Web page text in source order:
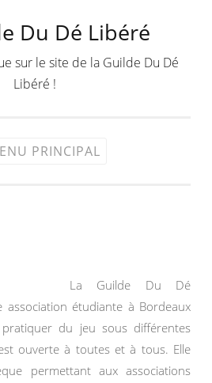
Du Dé Libéré
sur le site de la Guilde Du Dé
Libéré !
PRINCIPAL
La Guilde Du Dé
association étudiante à Bordeaux
du jeu sous différentes
ouverte à toutes et à tous. Elle
permettant aux associations